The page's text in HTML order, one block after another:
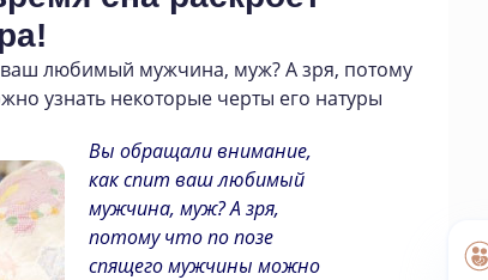
ваш любимый мужчина, муж? А зря, потому
узнать некоторые черты его натуры
Вы обращали внимание,
как спит ваш любимый
мужчина, муж? А зря,
потому что по позе
спящего мужчины можно